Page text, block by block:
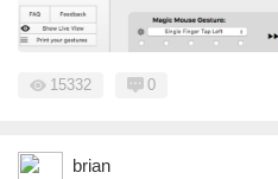
15332 0
brian